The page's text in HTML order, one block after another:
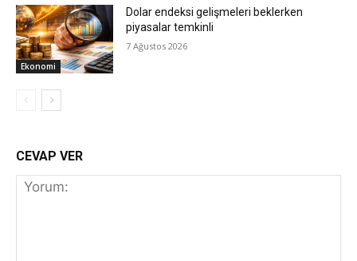
Ekonomi
Dolar endeksi gelişmeleri beklerken
piyasalar temkinli
7 Ağustos 2026
CEVAP VER